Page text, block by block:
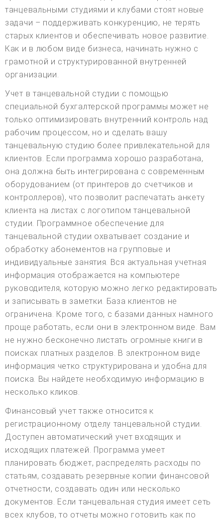
танцевальными студиями и клубами стоят новые
задачи – поддерживать конкуренцию, не терять
старых клиентов и обеспечивать новое развитие.
Как и в любом виде бизнеса, начинать нужно с
грамотной и структурированной внутренней
организации.
Учет в танцевальной студии с помощью
специальной бухгалтерской программы может не
только оптимизировать внутренний контроль над
рабочим процессом, но и сделать вашу
танцевальную студию более привлекательной для
клиентов. Если программа хорошо разработана,
она должна быть интегрирована с современным
оборудованием (от принтеров до счетчиков и
контроллеров), что позволит распечатать анкету
клиента на листах с логотипом танцевальной
студии. Программное обеспечение для
танцевальной студии охватывает создание и
обработку абонементов на групповые и
индивидуальные занятия. Вся актуальная учетная
информация отображается на компьютере
руководителя, которую можно легко редактировать
и записывать в заметки. База клиентов не
ограничена. Кроме того, с базами данных намного
проще работать, если они в электронном виде. Вам
не нужно бесконечно листать огромные книги в
поисках платных разделов. В электронном виде
информация четко структурирована и удобна для
поиска. Вы найдете необходимую информацию в
несколько кликов.
Финансовый учет также относится к
регистрационному отделу танцевальной студии.
Доступен автоматический учет входящих и
исходящих платежей. Программа умеет
планировать бюджет, распределять расходы по
статьям, создавать резервные копии финансовой
отчетности, создавать один или несколько
документов. Если танцевальная студия имеет сеть
всех клубов, то отчеты можно готовить как по